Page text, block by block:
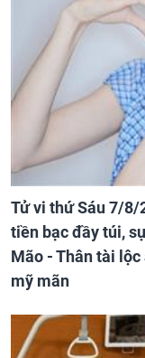
Tử vi thứ Sáu 7/8/
tiền bạc đầy túi,
Mão - Thân tài
mỹ mãn